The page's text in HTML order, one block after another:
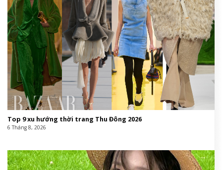
Top 9 xu hướng thời trang Thu Đông 2026
6 Tháng 8, 2026